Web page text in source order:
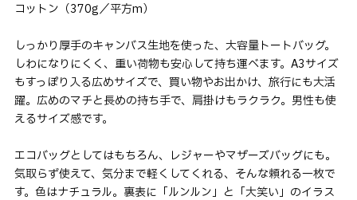
コットン（370g／平方m）
しっかり厚手のキャンバス生地を使った、大容量トートバッグ。
しわになりにくく、重い荷物も安心して持ち運べます。A3サイズ
もすっぽり入る広めサイズで、買い物やお出かけ、旅行にも大活
躍。広めのマチと長めの持ち手で、肩掛けもラクラク。男性も使
えるサイズ感です。
エコバッグとしてはもちろん、レジャーやマザーズバッグにも。
気取らず使えて、気分まで軽くしてくれる、そんな頼れる一枚で
す。色はナチュラル。裏表に「ルンルン」と「大笑い」のイラス